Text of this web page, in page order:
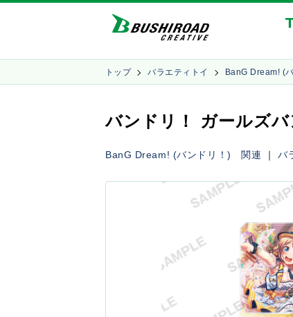
トップ バラエティトイ BanG Dream! (
バンドリ！ ガールズ
BanG Dream! (バンドリ！) 関連 ｜バ